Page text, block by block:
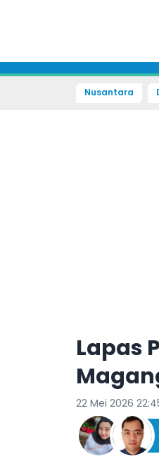
Nusantara
Lapas
22 Mei 2026